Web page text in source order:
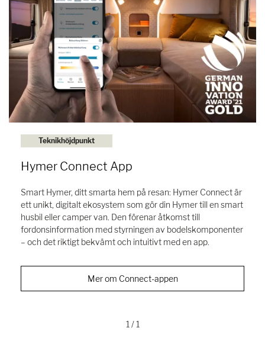
Teknikhöjdpunkt
Hymer Connect App
Smart Hymer, ditt smarta hem på resan: Hymer Connect är
ett unikt, digitalt ekosystem som gör din Hymer till en smart
husbil eller camper van. Den förenar åtkomst till
fordonsinformation med styrningen av bodelskomponenter
– och det riktigt bekvämt och intuitivt med en app.
Mer om Connect-appen
1 / 1